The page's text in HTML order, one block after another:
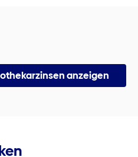
anzeigen